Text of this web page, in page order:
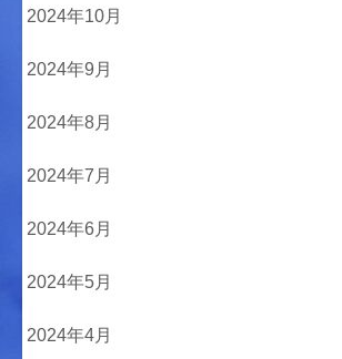
2024年10月
2024年9月
2024年8月
2024年7月
2024年6月
2024年5月
2024年4月